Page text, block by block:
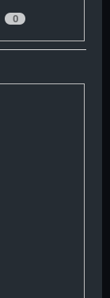
0